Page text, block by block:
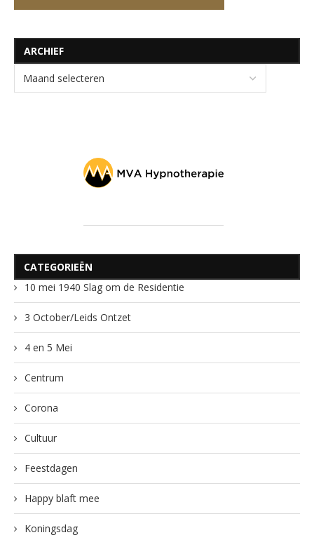
ARCHIEF
CATEGORIEËN
10 mei 1940 Slag om de Residentie
3 October/Leids Ontzet
4 en 5 Mei
Centrum
Corona
Cultuur
Feestdagen
Happy blaft mee
Koningsdag